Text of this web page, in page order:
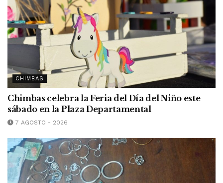
CHIMBAS
Chimbas celebra la Feria del Día del Niño este
sábado en la Plaza Departamental
7 AGOSTO - 2026